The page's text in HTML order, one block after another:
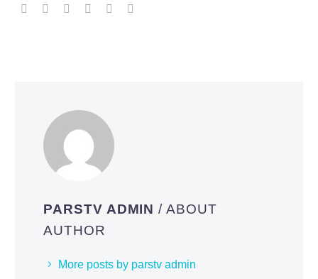
PARSTV ADMIN/ ABOUT
AUTHOR
More posts by parstv admin